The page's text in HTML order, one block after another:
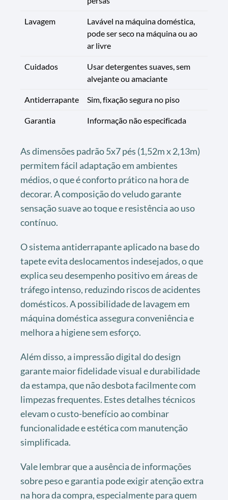
Lavagem
Lavável na máquina doméstica,
pode ser seco na máquina ou ao
ar livre
Cuidados
Usar detergentes suaves, sem
alvejante ou amaciante
Antiderrapante Sim, fixação segura no piso
Garantia Informação não especificada
As dimensões padrão 5x7 pés (1,52m x 2,13m)
permitem fácil adaptação em ambientes
médios, o que é conforto prático na hora de
decorar. A composição do veludo garante
sensação suave ao toque e resistência ao uso
contínuo.
O sistema antiderrapante aplicado na base do
tapete evita deslocamentos indesejados, o que
explica seu desempenho positivo em áreas de
tráfego intenso, reduzindo riscos de acidentes
domésticos. A possibilidade de lavagem em
máquina doméstica assegura conveniência e
melhora a higiene sem esforço.
Além disso, a impressão digital do design
garante maior fidelidade visual e durabilidade
da estampa, que não desbota facilmente com
limpezas frequentes. Estes detalhes técnicos
elevam o custo-benefício ao combinar
funcionalidade e estética com manutenção
simplificada.
Vale lembrar que a ausência de informações
sobre peso e garantia pode exigir atenção extra
na hora da compra, especialmente para quem